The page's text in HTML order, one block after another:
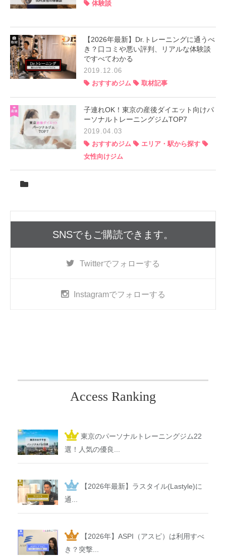
体験談
【2026年最新】Dr.トレーニングに通うべ
き？口コミや悪い評判、リアルな体験談
ですべてわかる
2019.12.06
おすすめジム
取材記事
子連れOK！東京の産後ダイエット向けパ
ーソナルトレーニングジムTOP7
2019.04.03
おすすめジム
エリア・駅から探す
女性向けジム
SNSでもご購読できます。
Twitterでフォローする
Instagramでフォローする
Access Ranking
東京のパーソナルトレーニングジム22
選！人気の優良...
【2026年最新】ラスタイル(Lastyle)に
通...
【2026年】ASPI（アスピ）は利用すべ
き？突撃...